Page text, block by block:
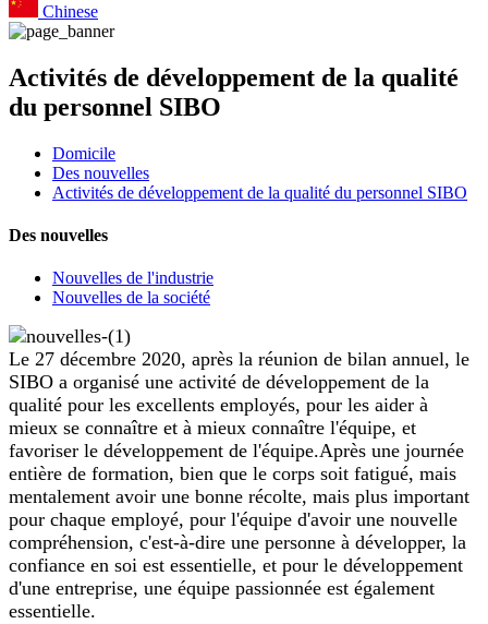
Chinese
Activités de développement de la qualité
du personnel SIBO
Domicile
Des nouvelles
Activités de développement de la qualité du personnel SIBO
Des nouvelles
Nouvelles de l'industrie
Nouvelles de la société
Le 27 décembre 2020, après la réunion de bilan annuel, le
SIBO a organisé une activité de développement de la
qualité pour les excellents employés, pour les aider à
mieux se connaître et à mieux connaître l'équipe, et
favoriser le développement de l'équipe.Après une journée
entière de formation, bien que le corps soit fatigué, mais
mentalement avoir une bonne récolte, mais plus important
pour chaque employé, pour l'équipe d'avoir une nouvelle
compréhension, c'est-à-dire une personne à développer, la
confiance en soi est essentielle, et pour le développement
d'une entreprise, une équipe passionnée est également
essentielle.